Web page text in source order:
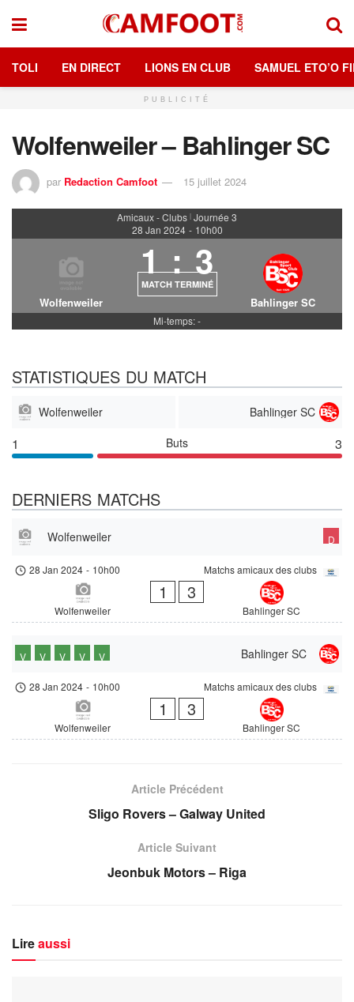
TOLI EN DIRECT LIONS EN CLUB SAMUEL ETO’O
PUBLICITÉ
Wolfenweiler – Bahlinger SC
par Redaction Camfoot 15 juillet 2024
Amicaux - Clubs | Journée 3
28 Jan 2024 - 10h00
Wolfenweiler
1 : 3
MATCH TERMINÉ
Bahlinger SC
Mi-temps: -
STATISTIQUES DU MATCH
Wolfenweiler Bahlinger SC
1 Buts 3
DERNIERS MATCHS
Wolfenweiler D
Matchs amicaux des clubs
28 Jan 2024 - 10h00
Wolfenweiler
1 3
Bahlinger SC
Bahlinger SC
V V V V V
Matchs amicaux des clubs
28 Jan 2024 - 10h00
Wolfenweiler
1 3
Bahlinger SC
Article Précédent
Sligo Rovers – Galway United
Article Suivant
Jeonbuk Motors – Riga
Lireaussi